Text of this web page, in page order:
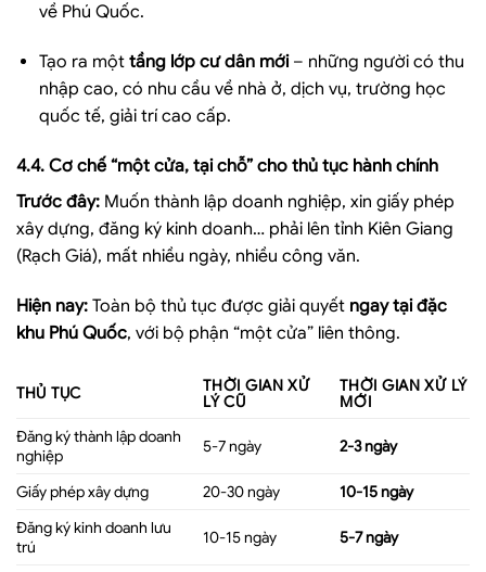
về Phú Quốc.
Tạo ra một tầng lớp cư dân mới– những người có thu
nhập cao, có nhu cầu về nhà ở, dịch vụ, trường học
quốc tế, giải trí cao cấp.
4.4. Cơ chế “một cửa, tại chỗ” cho thủ tục hành chính
Trước đây: Muốn thành lập doanh nghiệp, xin giấy phép
xây dựng, đăng ký kinh doanh… phải lên tỉnh Kiên Giang
(Rạch Giá), mất nhiều ngày, nhiều công văn.
Hiện nay: Toàn bộ thủ tục được giải quyết ngay tại đặc
khu Phú Quốc, với bộ phận “một cửa” liên thông.
THỦ TỤC
THỜI GIAN XỬ
LÝ CŨ
THỜI GIAN XỬ LÝ
MỚI
Đăng ký thành lập doanh
nghiệp
5-7 ngày 2-3 ngày
Giấy phép xây dựng 20-30 ngày
10-15 ngày
Đăng ký kinh doanh lưu
trú
10-15 ngày 5-7 ngày